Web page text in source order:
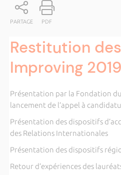
PARTAGE PDF
Restitution
Improving 2019
Présentation par la Fondation
lancement de l’appel à
Présentation des dispositifs
des Relations Internationales
Présentation des dispositifs
Retour d’expériences des